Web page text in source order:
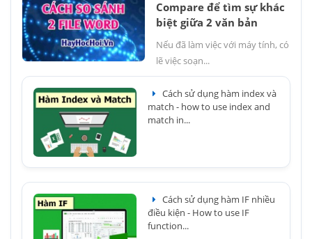
Compare để tìm sự khác
biệt giữa 2 văn bản
Nếu đã làm việc với máy tính, có
lẽ việc soạn...
Cách sử dụng hàm index và
match - how to use index and
match in...
Cách sử dụng hàm IF nhiều
điều kiện - How to use IF
function...